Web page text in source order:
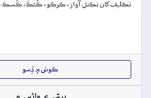
تڪليف کان نڪتل آواز، ڪرڪو، ڪُڻڪَ، ڪُسڪ.
ڪوش ۾ ڏِسو